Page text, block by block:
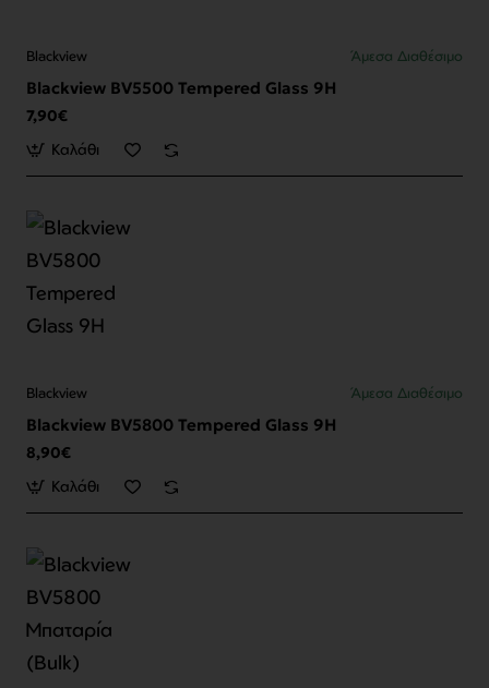
Blackview Άμεσα Διαθέσιμο
Blackview BV5500 Tempered Glass 9H
7,90€
Καλάθι
Blackview Άμεσα Διαθέσιμο
Blackview BV5800 Tempered Glass 9H
8,90€
Καλάθι